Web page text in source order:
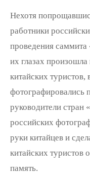
Нехотя
работники
проведения
их глазах произошла
китайских туристов,
фотографировались
руководители стран
российских
руки китайцев и
китайских туристов
память.